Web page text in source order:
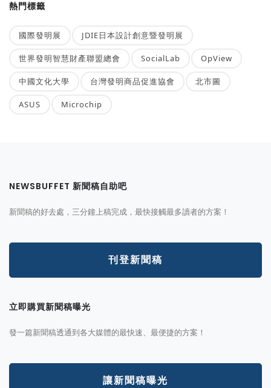
熱門標籤
國際發明展 JDIE日本設計創意暨發明展
世界發明智慧財產聯盟總會 SocialLab OpView
中國文化大學 台灣發明商品促進協會 北市圖
ASUS Microchip
NEWSBUFFET 新聞稿自助吧
新聞稿的好去處，三分鐘上稿完成，最快接觸最多讀者的方案！
刊登新聞稿
立即購買新聞稿曝光
發一篇新聞稿透通到各大媒體的最快速、最便捷的方案！
讓新聞稿曝光